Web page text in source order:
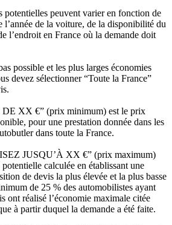
potentielles peuvent varier en fonction de
l’année de la voiture, de la disponibilité du
l’endroit en France où la demande doit
possible et les plus larges économies
devez sélectionner “Toute la France”
XX €” (prix minimum) est le prix
pour une prestation donnée dans les
dans toute la France.
JUSQU’À XX €” (prix maximum)
calculée en établissant une
de devis la plus élevée et la plus basse
de 25 % des automobilistes ayant
ont réalisé l’économie maximale citée
à partir duquel la demande a été faite.